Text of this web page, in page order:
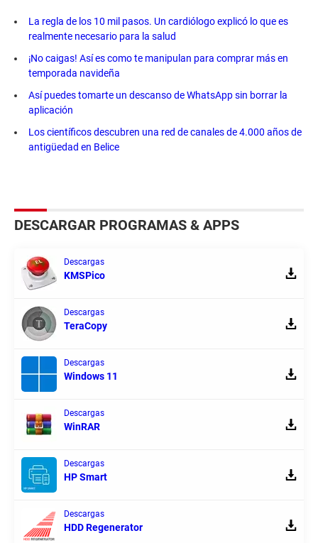
La regla de los 10 mil pasos. Un cardiólogo explicó lo que es
realmente necesario para la salud
¡No caigas! Así es como te manipulan para comprar más en
temporada navideña
Así puedes tomarte un descanso de WhatsApp sin borrar la
aplicación
Los científicos descubren una red de canales de 4.000 años de
antigüedad en Belice
DESCARGAR PROGRAMAS & APPS
Descargas
KMSPico
Descargas
TeraCopy
Descargas
Windows 11
Descargas
WinRAR
Descargas
HP Smart
Descargas
HDD Regenerator